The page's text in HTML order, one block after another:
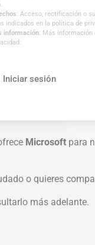
: Acceso, rectificación o
indicados en la política de
información: Más información
Iniciar sesión
Microsoft para
o quieres
más adelante.